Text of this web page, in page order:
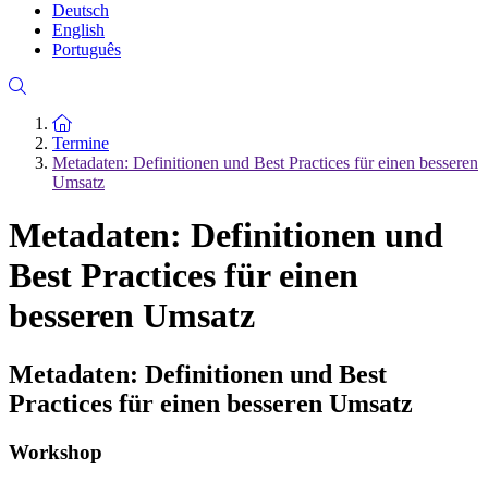
Deutsch
English
Português
Zur Startseite
Termine
Metadaten: Definitionen und Best Practices für einen besseren
Umsatz
Metadaten: Definitionen und
Best Practices für einen
besseren Umsatz
Metadaten: Definitionen und Best
Practices für einen besseren Umsatz
Workshop